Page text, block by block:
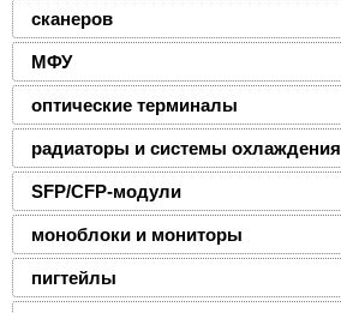
сканеров
МФУ
оптические терминалы
радиаторы и системы охлаждения
SFP/CFP-модули
моноблоки и мониторы
пигтейлы